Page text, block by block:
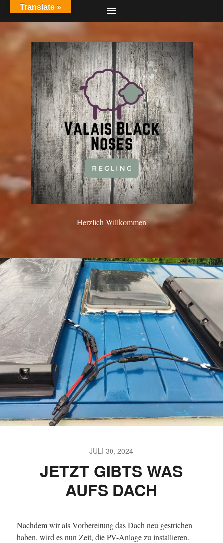
Herzlich Willkommen
JULI 30, 2024
JETZT GIBTS WAS
AUFS DACH
Nachdem wir als Vorbereitung das Dach neu gestrichen
haben, wird es nun Zeit, die PV-Anlage zu installieren.
Translate »